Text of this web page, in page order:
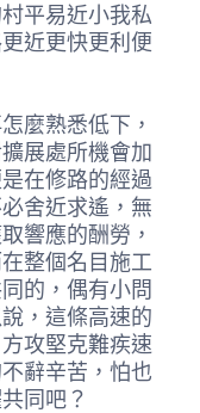
平易近小我私
近更快更利便
麼熟悉低下，
展處所機會加
在修路的經過
舍近求遙，無
響應的酬勞，
整個名目施工
的，偶有小問
，這條高速的
攻堅克難疾速
辭辛苦，怕也
同吧？